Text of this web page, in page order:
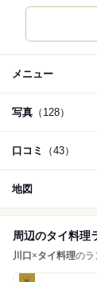
メニュー
写真 （128）
口コミ （43）
地図
周辺のタイ料理
川口 ×タイ料理のラ